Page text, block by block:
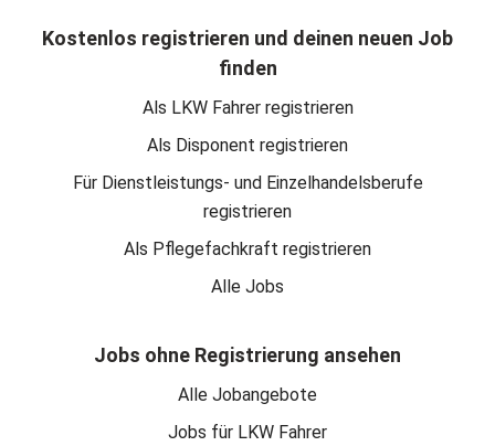
Kostenlos registrieren und deinen neuen Job
finden
Als LKW Fahrer registrieren
Als Disponent registrieren
Für Dienstleistungs- und Einzelhandelsberufe
registrieren
Als Pflegefachkraft registrieren
Alle Jobs
Jobs ohne Registrierung ansehen
Alle Jobangebote
Jobs für LKW Fahrer